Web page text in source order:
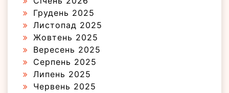
Грудень 2025
Листопад 2025
Жовтень 2025
Вересень 2025
Серпень 2025
Липень 2025
Червень 2025